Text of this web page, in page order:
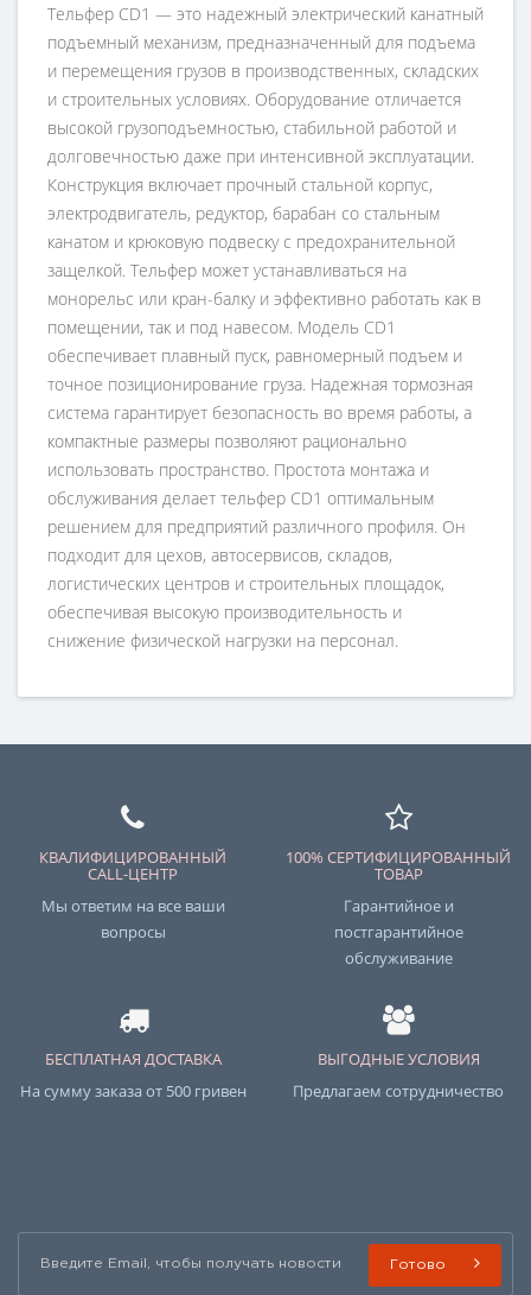
Тельфер CD1 — это надежный электрический канатный
подъемный механизм, предназначенный для подъема
и перемещения грузов в производственных, складских
и строительных условиях. Оборудование отличается
высокой грузоподъемностью, стабильной работой и
долговечностью даже при интенсивной эксплуатации.
Конструкция включает прочный стальной корпус,
электродвигатель, редуктор, барабан со стальным
канатом и крюковую подвеску с предохранительной
защелкой. Тельфер может устанавливаться на
монорельс или кран-балку и эффективно работать как в
помещении, так и под навесом. Модель CD1
обеспечивает плавный пуск, равномерный подъем и
точное позиционирование груза. Надежная тормозная
система гарантирует безопасность во время работы, а
компактные размеры позволяют рационально
использовать пространство. Простота монтажа и
обслуживания делает тельфер CD1 оптимальным
решением для предприятий различного профиля. Он
подходит для цехов, автосервисов, складов,
логистических центров и строительных площадок,
обеспечивая высокую производительность и
снижение физической нагрузки на персонал.
КВАЛИФИЦИРОВАННЫЙ
CALL-ЦЕНТР
Мы ответим на все ваши
вопросы
100% СЕРТИФИЦИРОВАННЫЙ
ТОВАР
Гарантийное и
постгарантийное
обслуживание
БЕСПЛАТНАЯ ДОСТАВКА
На сумму заказа от 500 гривен
ВЫГОДНЫЕ УСЛОВИЯ
Предлагаем сотрудничество
Готово